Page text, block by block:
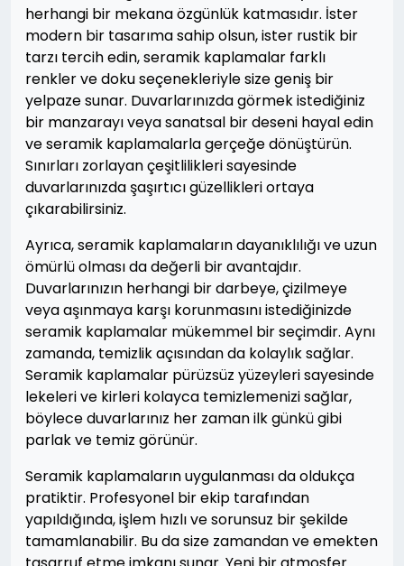
herhangi bir mekana özgünlük katmasıdır. İster
modern bir tasarıma sahip olsun, ister rustik bir
tarzı tercih edin, seramik kaplamalar farklı
renkler ve doku seçenekleriyle size geniş bir
yelpaze sunar. Duvarlarınızda görmek istediğiniz
bir manzarayı veya sanatsal bir deseni hayal edin
ve seramik kaplamalarla gerçeğe dönüştürün.
Sınırları zorlayan çeşitlilikleri sayesinde
duvarlarınızda şaşırtıcı güzellikleri ortaya
çıkarabilirsiniz.
Ayrıca, seramik kaplamaların dayanıklılığı ve uzun
ömürlü olması da değerli bir avantajdır.
Duvarlarınızın herhangi bir darbeye, çizilmeye
veya aşınmaya karşı korunmasını istediğinizde
seramik kaplamalar mükemmel bir seçimdir. Aynı
zamanda, temizlik açısından da kolaylık sağlar.
Seramik kaplamalar pürüzsüz yüzeyleri sayesinde
lekeleri ve kirleri kolayca temizlemenizi sağlar,
böylece duvarlarınız her zaman ilk günkü gibi
parlak ve temiz görünür.
Seramik kaplamaların uygulanması da oldukça
pratiktir. Profesyonel bir ekip tarafından
yapıldığında, işlem hızlı ve sorunsuz bir şekilde
tamamlanabilir. Bu da size zamandan ve emekten